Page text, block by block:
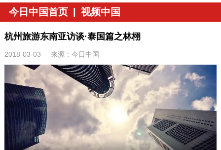
今日中国首页 视频中国
杭州旅游东南亚访谈·泰国篇之林栩
2018-03-03 来源：今日中国